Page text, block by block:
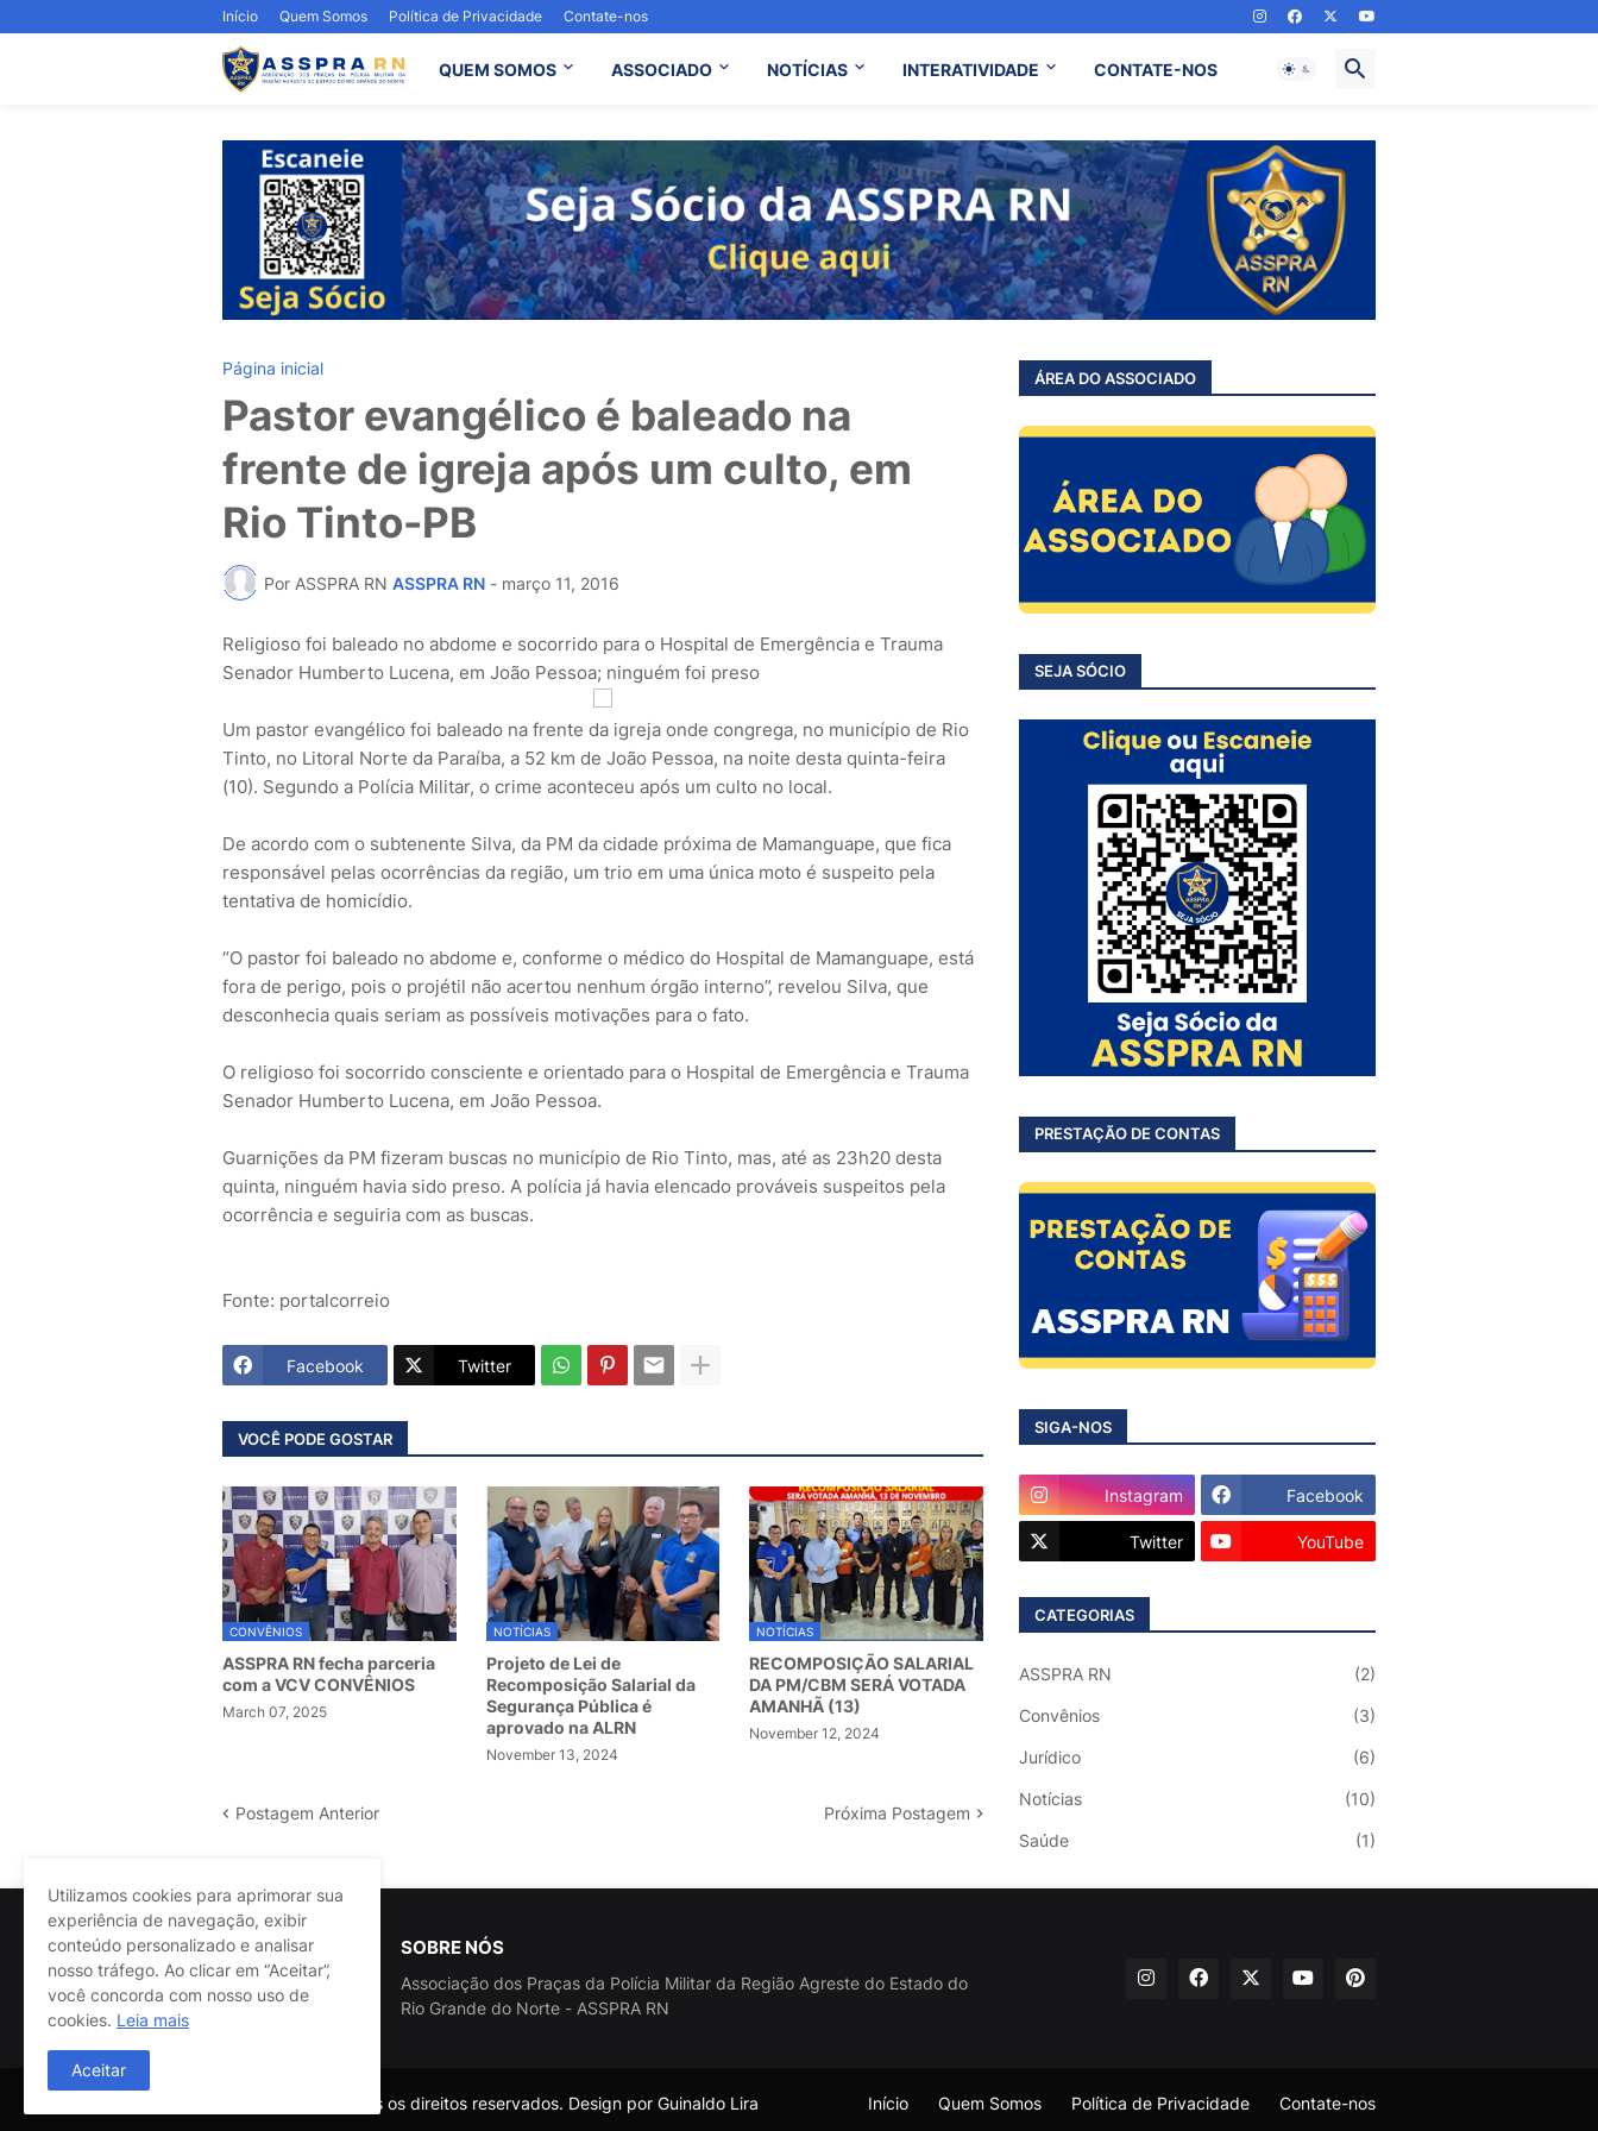
Início Quem Somos Política de Privacidade Contate-nos
QUEM SOMOS ASSOCIADO NOTÍCIAS INTERATIVIDADE CONTATE-NOS
Página inicial
Pastor evangélico é baleado na
frente de igreja após um culto, em
Rio Tinto-PB
Por ASSPRA RN ASSPRA RN - março 11, 2016
Religioso foi baleado no abdome e socorrido para o Hospital de Emergência e Trauma
Senador Humberto Lucena, em João Pessoa; ninguém foi preso
Um pastor evangélico foi baleado na frente da igreja onde congrega, no município de Rio
Tinto, no Litoral Norte da Paraíba, a 52 km de João Pessoa, na noite desta quinta-feira
(10). Segundo a Polícia Militar, o crime aconteceu após um culto no local.
De acordo com o subtenente Silva, da PM da cidade próxima de Mamanguape, que fica
responsável pelas ocorrências da região, um trio em uma única moto é suspeito pela
tentativa de homicídio.
“O pastor foi baleado no abdome e, conforme o médico do Hospital de Mamanguape, está
fora de perigo, pois o projétil não acertou nenhum órgão interno”, revelou Silva, que
desconhecia quais seriam as possíveis motivações para o fato.
O religioso foi socorrido consciente e orientado para o Hospital de Emergência e Trauma
Senador Humberto Lucena, em João Pessoa.
Guarnições da PM fizeram buscas no município de Rio Tinto, mas, até as 23h20 desta
quinta, ninguém havia sido preso. A polícia já havia elencado prováveis suspeitos pela
ocorrência e seguiria com as buscas.
Fonte: portalcorreio
Facebook Twitter
VOCÊ PODE GOSTAR
CONVÊNIOS
ASSPRA RN fecha parceria
com a VCV CONVÊNIOS
March 07, 2025
NOTÍCIAS
Projeto de Lei de
Recomposição Salarial da
Segurança Pública é
aprovado na ALRN
November 13, 2024
NOTÍCIAS
RECOMPOSIÇÃO SALARIAL
DA PM/CBM SERÁ VOTADA
AMANHÃ (13)
November 12, 2024
Postagem Anterior Próxima Postagem
ÁREA DO ASSOCIADO
SEJA SÓCIO
PRESTAÇÃO DE CONTAS
SIGA-NOS
Instagram Facebook
Twitter YouTube
CATEGORIAS
ASSPRA RN (2)
Convênios (3)
Jurídico (6)
Notícias (10)
Saúde (1)
SOBRE NÓS
Associação dos Praças da Polícia Militar da Região Agreste do Estado do
Rio Grande do Norte - ASSPRA RN
@ASSPRA RN Todos os direitos reservados. Design por Guinaldo Lira Início Quem Somos Política de Privacidade Contate-nos
Utilizamos cookies para aprimorar sua
experiência de navegação, exibir
conteúdo personalizado e analisar
nosso tráfego. Ao clicar em “Aceitar”,
você concorda com nosso uso de
cookies. Leia mais
Aceitar